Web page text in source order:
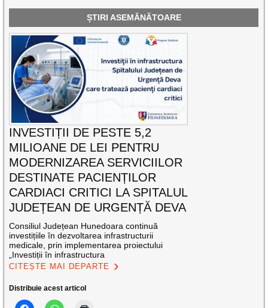
ȘTIRI ASEMĂNĂTOARE
INVESTIȚII DE PESTE 5,2
MILIOANE DE LEI PENTRU
MODERNIZAREA SERVICIILOR
DESTINATE PACIENȚILOR
CARDIACI CRITICI LA SPITALUL
JUDEȚEAN DE URGENȚĂ DEVA
Consiliul Județean Hunedoara continuă
investițiile în dezvoltarea infrastructurii
medicale, prin implementarea proiectului
„Investiții în infrastructura
CITEȘTE MAI DEPARTE
Distribuie acest articol